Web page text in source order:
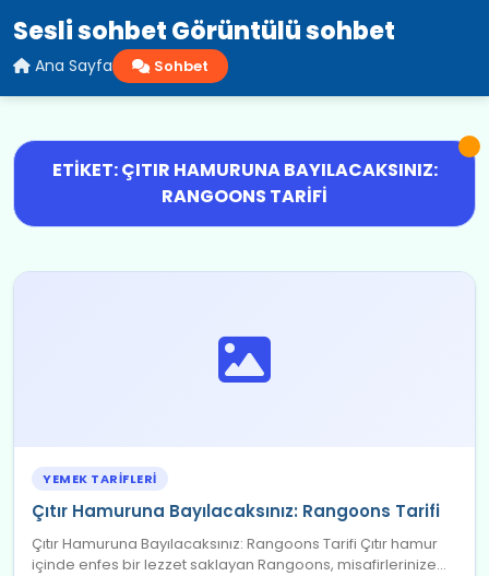
Sesli sohbet Görüntülü sohbet
Ana Sayfa Sohbet
ETIKET: ÇITIR HAMURUNA BAYILACAKSINIZ:
RANGOONS TARIFI
YEMEK TARIFLERI
Çıtır Hamuruna Bayılacaksınız: Rangoons Tarifi
Çıtır Hamuruna Bayılacaksınız: Rangoons Tarifi Çıtır hamur
içinde enfes bir lezzet saklayan Rangoons, misafirlerinize...